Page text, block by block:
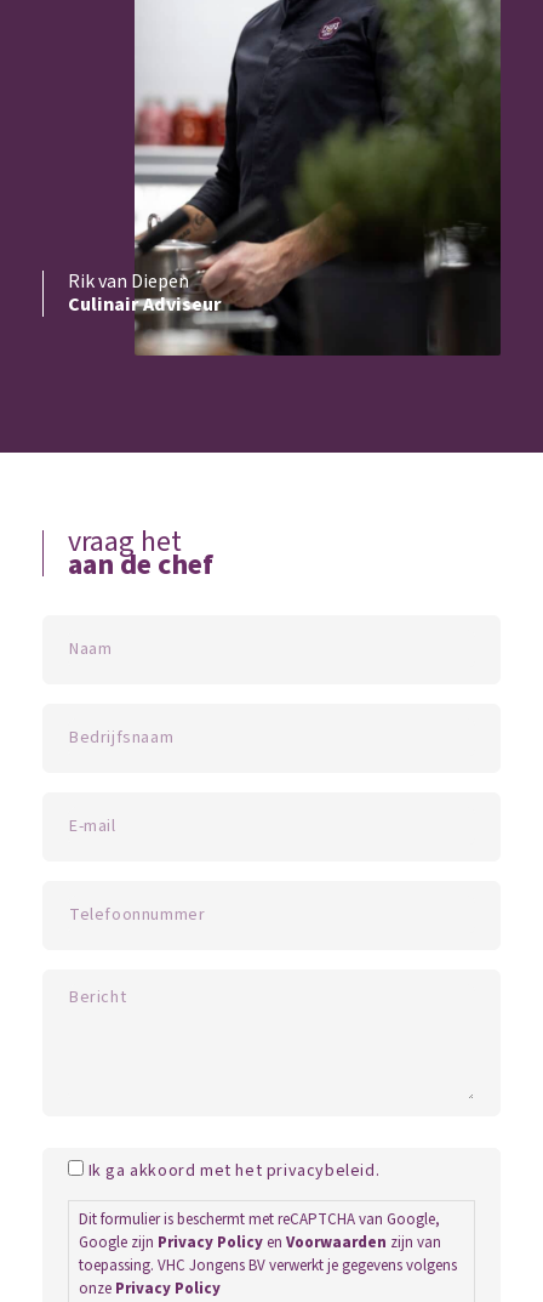
Rik van Diepen
Culinair Adviseur
vraag het
aan de chef
Ik ga akkoord met het privacybeleid.
Dit formulier is beschermt met reCAPTCHA van Google,
Google zijn Privacy Policyen Voorwaarden zijn van
toepassing. VHC Jongens BV verwerkt je gegevens volgens
onze Privacy Policy